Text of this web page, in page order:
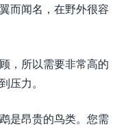
而闻名，在野外很容
，所以需要非常高的
压力。
是昂贵的鸟类。您需